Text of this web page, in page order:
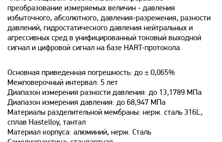
преобразование измеряемых величин - давления
избыточного, абсолютного, давления-разрежения, разности
давлений, гидростатического давления нейтральных и
агрессивных сред в унифицированный токовый выходной
сигнал и цифровой сигнал на базе HART-протокола.
Основная приведенная погрешность: до ± 0,065%
Межповерочный интервал: 5 лет
Диапазон измерения разности давления: до 13,1789 МПа
Диапазон измерения давления: до 68,947 МПа
Материалы разделительной мембраны: нерж. сталь 316L,
сплав Hastelloy, тантал
Материал корпуса: алюминий, нерж. Сталь